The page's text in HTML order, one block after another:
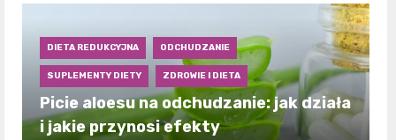
DIETA REDUKCYJNA ODCHUDZANIE
SUPLEMENTY DIETY ZDROWIE I DIETA
Picie aloesu na odchudzanie: jak działa
i jakie przynosi efekty